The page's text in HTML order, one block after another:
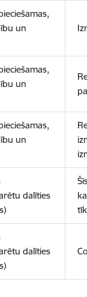
un
un
un
dalīties
dalīties